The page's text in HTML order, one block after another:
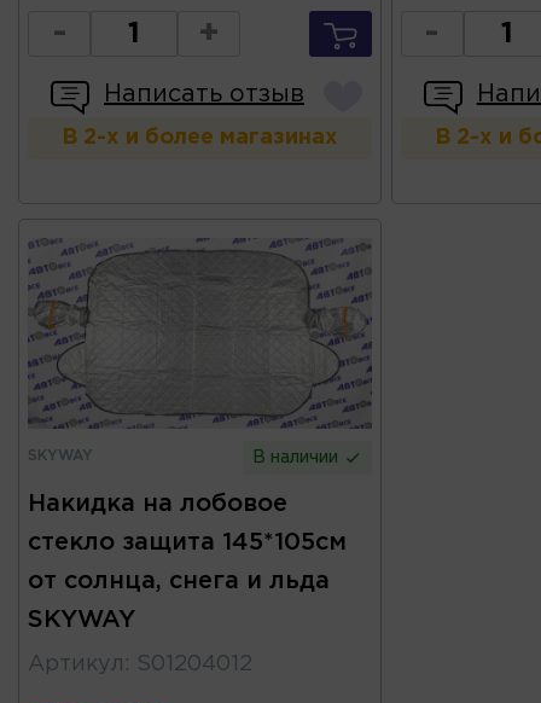
- +
Написать отзыв
В 2-х и более магазинах
-
В 2-х и
SKYWAY В наличии
Накидка на лобовое
стекло защита 145*105см
от солнца, снега и льда
SKYWAY
Артикул : S01204012